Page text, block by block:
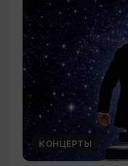
КОНЦЕРТЫ